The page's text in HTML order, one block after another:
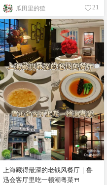
瓜田里的猹 21
上海藏得最深的老钱风餐厅｜鲁
迅会客厅里吃一顿潮粤菜🍴